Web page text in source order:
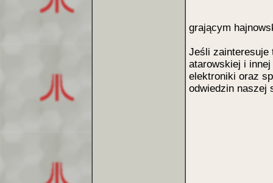
grającym
Jeśli zainteresuje
atarowskiej i innej
elektroniki oraz
odwiedzin naszej